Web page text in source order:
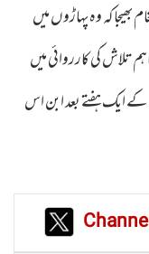
کو پیغام بھیجا کہ وہ پہاڑوں میں
کی کارروائی میں
ایک ہفتے بعد ابن اس